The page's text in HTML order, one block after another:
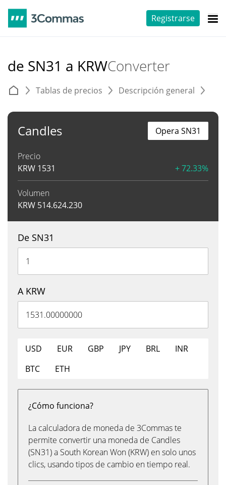
Registrarse
de SN31 a KRWConverter
Tablas de precios Descripción general
Candles
Precio
KRW 1531 + 72.33%
Volumen
KRW 514.624.230
Opera SN31
De SN31
A KRW
USD EUR GBP JPY BRL
INR
BTC
ETH
¿Cómo funciona?
La calculadora de moneda de 3Commas te
permite convertir una moneda de Candles
(SN31) a South Korean Won (KRW) en solo unos
clics, usando tipos de cambio en tiempo real.